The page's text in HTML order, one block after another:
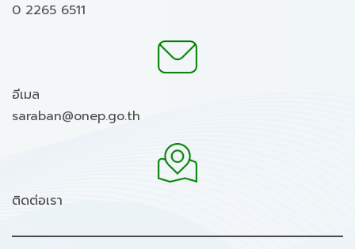
0 2265 6511
อีเมล
saraban@onep.go.th
ติดต่อเรา